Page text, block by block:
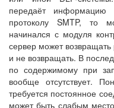
передаёт
протоколу SMTP, то
начинался с модуля
сервер может возвращать
и не возвращать. В
по содержимому при
вообще отсутствует.
требуется постоянное
может быть слабым